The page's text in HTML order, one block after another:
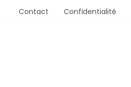
Contact Confidentialité